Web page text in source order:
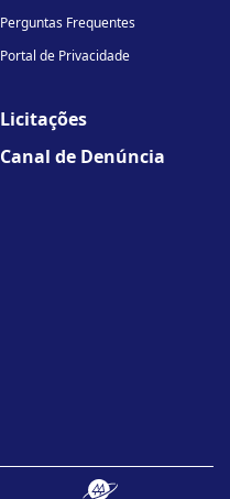
Perguntas Frequentes
Portal de Privacidade
Licitações
Canal de Denúncia